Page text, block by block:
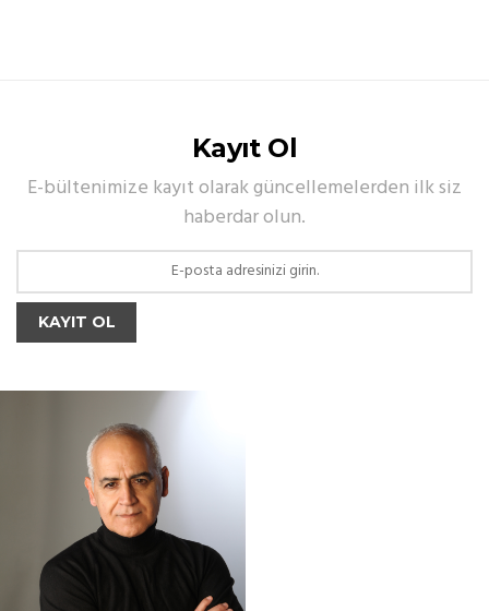
Kayıt Ol
E-bültenimize kayıt olarak güncellemelerden ilk siz
haberdar olun.
KAYIT OL